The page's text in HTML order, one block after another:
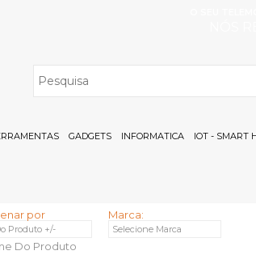
GADGETS INFORMATICA IOT - SMART
por
Produto +/-
Do Produto
Marca:
Selecione Marca